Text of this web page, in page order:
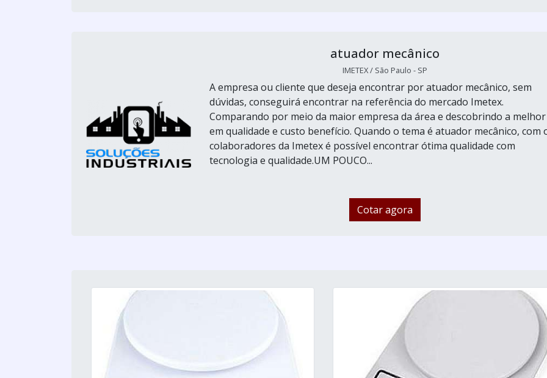
atuador mecânico
IMETEX / São Paulo - SP
A empresa ou cliente que deseja encontrar por atuador mecânico, sem
dúvidas, conseguirá encontrar na referência do mercado Imetex.
Comparando por meio da maior empresa da área e descobrindo a melhor
em qualidade e custo benefício. Quando o tema é atuador mecânico, com
colaboradores da Imetex é possível encontrar ótima qualidade com
tecnologia e qualidade.UM POUCO...
Cotar agora